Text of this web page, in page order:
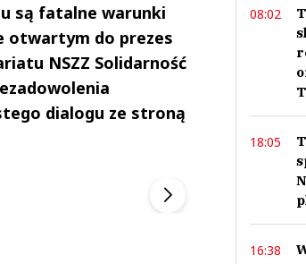
są fatalne warunki
otwartym do prezes
NSZZ Solidarność
dialogu ze stroną
▶
Szefem
08:02
18:05
16:38